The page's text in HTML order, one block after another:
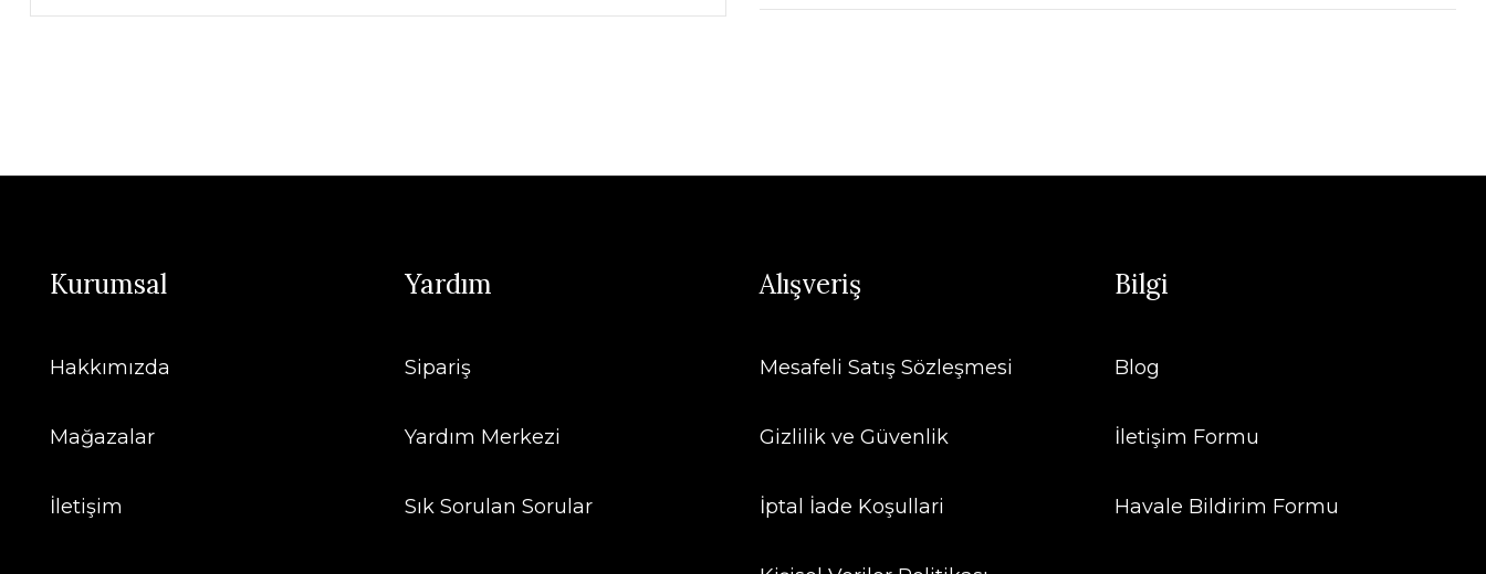
Kurumsal
Hakkımızda
Mağazalar
İletişim
Yardım
Sipariş
Yardım Merkezi
Sık Sorulan Sorular
Alışveriş
Mesafeli Satış Sözleşmesi
Gizlilik ve Güvenlik
İptal İade Koşullari
Bilgi
Blog
İletişim Formu
Havale Bildirim Formu